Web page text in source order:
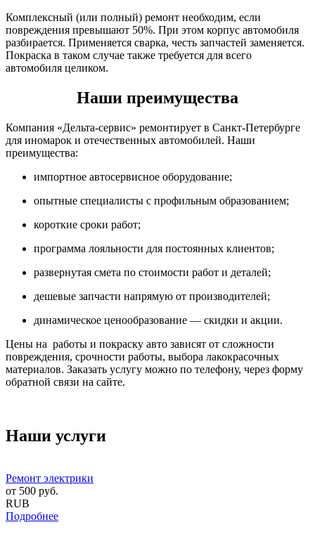
Комплексный (или полный) ремонт необходим, если
повреждения превышают 50%. При этом корпус автомобиля
разбирается. Применяется сварка, честь запчастей заменяется.
Покраска в таком случае также требуется для всего
автомобиля целиком.
Наши преимущества
Компания «Дельта-сервис» ремонтирует в Санкт-Петербурге
для иномарок и отечественных автомобилей. Наши
преимущества:
импортное автосервисное оборудование;
опытные специалисты с профильным образованием;
короткие сроки работ;
программа лояльности для постоянных клиентов;
развернутая смета по стоимости работ и деталей;
дешевые запчасти напрямую от производителей;
динамическое ценообразование — скидки и акции.
Цены на работы и покраску авто зависят от сложности
повреждения, срочности работы, выбора лакокрасочных
материалов. Заказать услугу можно по телефону, через форму
обратной связи на сайте.
Наши услуги
Ремонт электрики
от 500 руб.
RUB
Подробнее